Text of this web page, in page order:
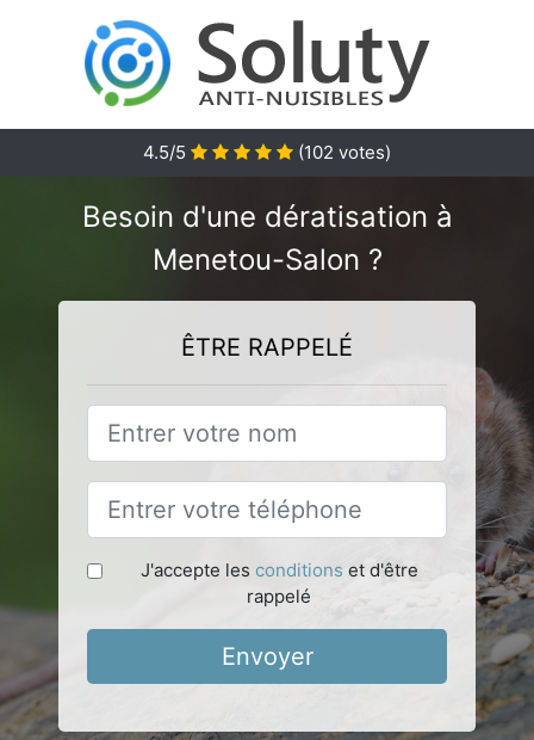
4.5/5 (102 votes)
Besoin d'une dératisation à
Menetou-Salon ?
ÊTRE RAPPELÉ
J'accepte les conditions et d'être
rappelé
Envoyer